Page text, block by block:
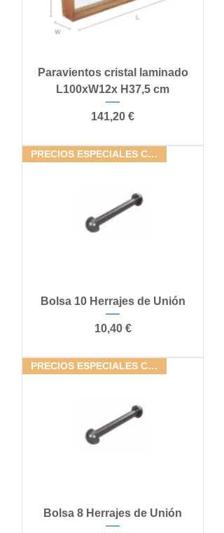
Paravientos cristal laminado
L100xW12x H37,5 cm
Precio
141,20 €
PRECIOS ESPECIALES CONJUNTOS
Bolsa 10 Herrajes de Unión
Precio
10,40 €
PRECIOS ESPECIALES CONJUNTOS
Bolsa 8 Herrajes de Unión